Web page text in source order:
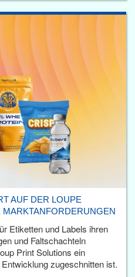
AUF DER LOUPE
Etiketten und Labels ihren
und Faltschachteln
Print Solutions ein
zugeschnitten ist.